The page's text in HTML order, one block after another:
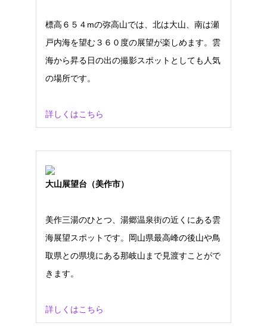
標高６５４mの弥高山では、北は大山、南は瀬
戸内海を望む３６０度の展望が楽しめます。雲
海から昇る日の出の撮影スポットとしても人気
の場所です。
詳しくはこちら
大山展望台（美作市）
美作三湯のひとつ、湯郷温泉街の近くにある雲
海展望スポットです。岡山県最高峰の後山や鳥
取県との県境にある那岐山まで見渡すことがで
きます。
詳しくはこちら